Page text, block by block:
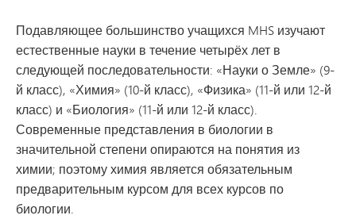
Подавляющее большинство учащихся MHS изучают
естественные науки в течение четырёх лет в
следующей последовательности: «Науки о Земле» (9-
й класс), «Химия» (10-й класс), «Физика» (11-й или 12-й
класс) и «Биология» (11-й или 12-й класс).
Современные представления в биологии в
значительной степени опираются на понятия из
химии; поэтому химия является обязательным
предварительным курсом для всех курсов по
биологии.